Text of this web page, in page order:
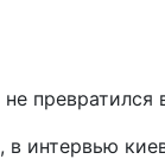
, в интервью